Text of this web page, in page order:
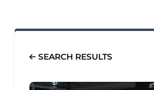
SEARCH RESULTS